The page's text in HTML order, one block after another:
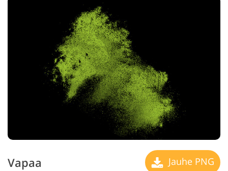
Vapaa Jauhe PNG